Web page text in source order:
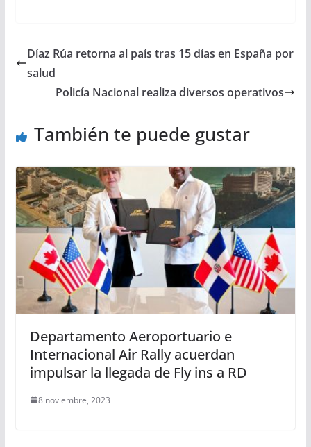
Díaz Rúa retorna al país tras 15 días en España por
salud
Policía Nacional realiza diversos operativos
También te puede gustar
Departamento Aeroportuario e
Internacional Air Rally acuerdan
impulsar la llegada de Fly ins a RD
8 noviembre, 2023